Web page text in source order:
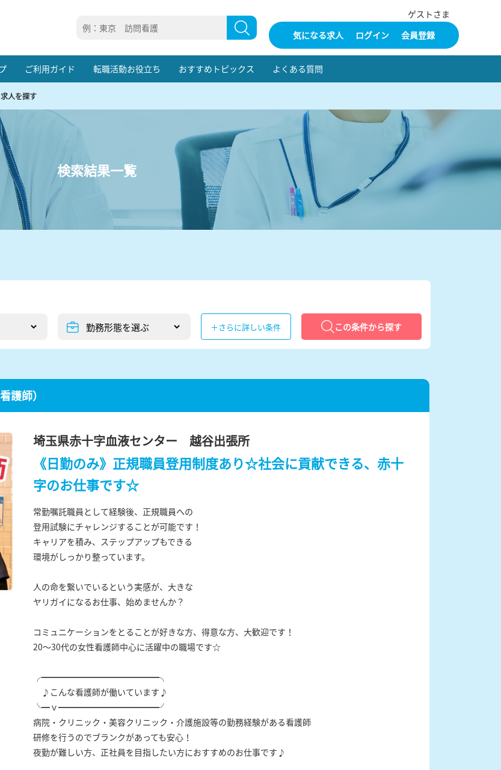
ゲストさま
気になる求人
ログイン 会員登録
ご利用ガイド 転職活動お役立ち おすすめトピックス よくある質問
求人を探す
検索結果一覧
＋さらに詳しい条件 この条件から探す
護師）
埼玉県赤十字血液センター 越谷出張所
《日勤のみ》正規職員登用制度あり☆社会に貢献できる、赤十
字のお仕事です☆
常勤嘱託職員として経験後、正規職員への
登用試験にチャレンジすることが可能です！
キャリアを積み、ステップアップもできる
環境がしっかり整っています。
人の命を繋いでいるという実感が、大きな
ヤリガイになるお仕事、始めませんか？
コミュニケーションをとることが好きな方、得意な方、大歓迎です！
20～30代の女性看護師中心に活躍中の職場です☆
╭━━━━━━━━━━━━━━╮
♪こんな看護師が働いています♪
╰━ｖ━━━━━━━━━━━━╯
病院・クリニック・美容クリニック・介護施設等の勤務経験がある看護師
研修を行うのでブランクがあっても安心！
夜勤が難しい方、正社員を目指したい方におすすめのお仕事です♪